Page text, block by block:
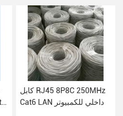
كابل RJ45 8P8C 250MHz
Cat6 LAN داخلي للكمبيوتر